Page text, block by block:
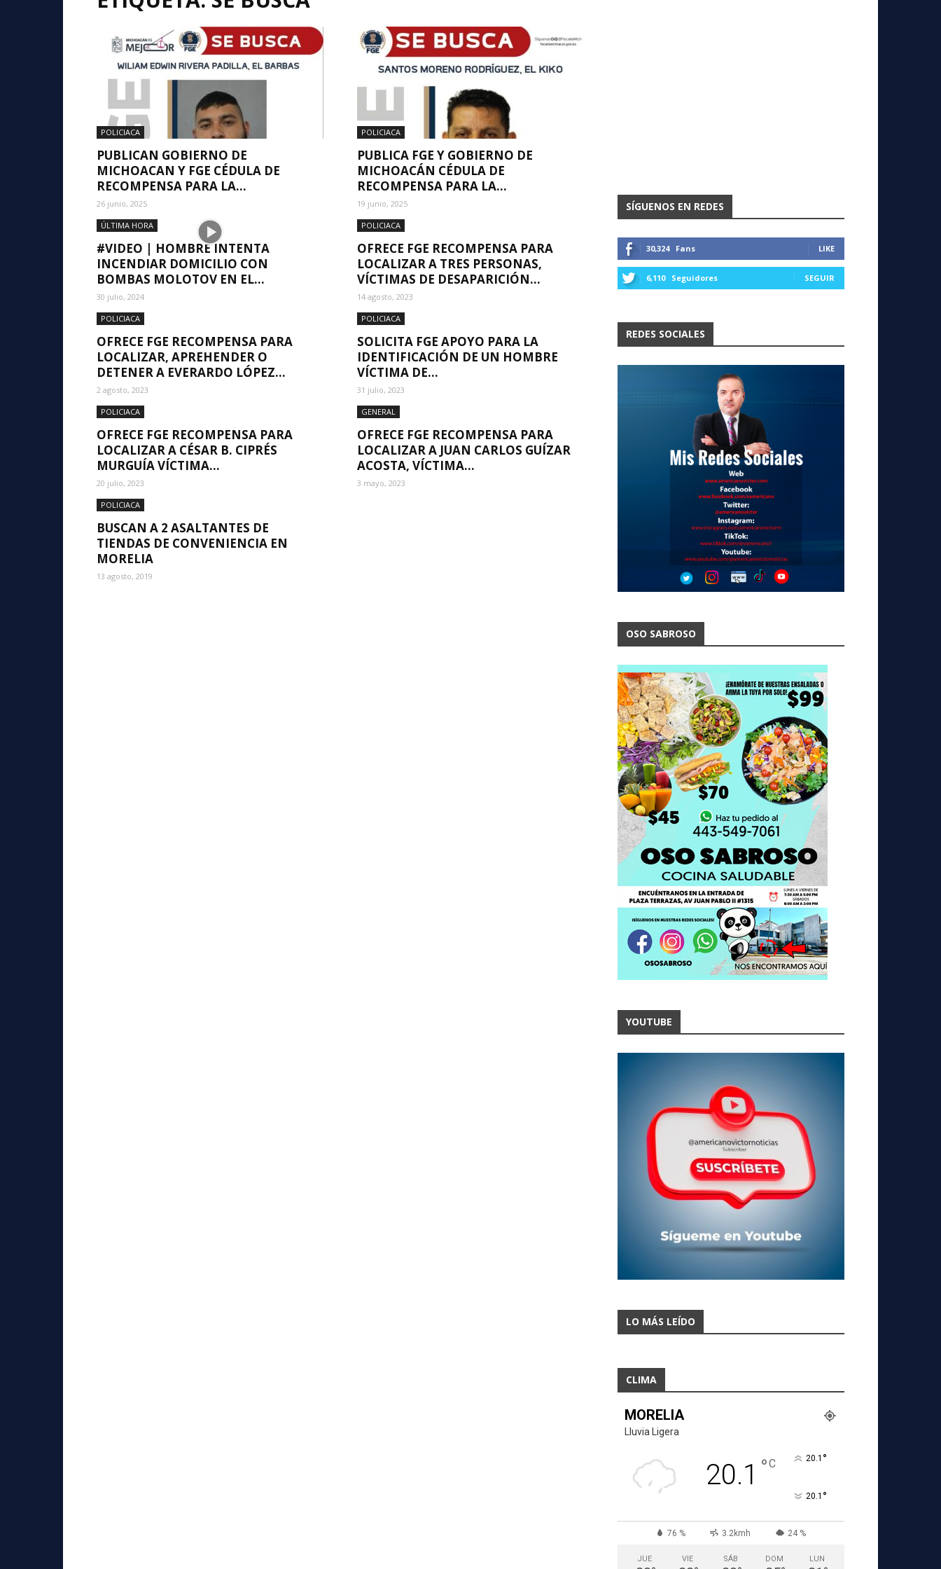
POLICIACA
PUBLICAN GOBIERNO DE
MICHOACAN Y FGE CÉDULA DE
RECOMPENSA PARA LA...
26 junio, 2025
POLICIACA
PUBLICA FGE Y GOBIERNO DE
MICHOACÁN CÉDULA DE
RECOMPENSA PARA LA...
19 junio, 2025
ÚLTIMA HORA
#VIDEO | HOMBRE INTENTA
INCENDIAR DOMICILIO CON
BOMBAS MOLOTOV EN EL...
30 julio, 2024
POLICIACA
OFRECE FGE RECOMPENSA PARA
LOCALIZAR A TRES PERSONAS,
VÍCTIMAS DE DESAPARICIÓN...
14 agosto, 2023
POLICIACA
OFRECE FGE RECOMPENSA PARA
LOCALIZAR, APREHENDER O
DETENER A EVERARDO LÓPEZ...
2 agosto, 2023
POLICIACA
SOLICITA FGE APOYO PARA LA
IDENTIFICACIÓN DE UN HOMBRE
VÍCTIMA DE...
31 julio, 2023
POLICIACA
OFRECE FGE RECOMPENSA PARA
LOCALIZAR A CÉSAR B. CIPRÉS
MURGUÍA VÍCTIMA...
20 julio, 2023
GENERAL
OFRECE FGE RECOMPENSA PARA
LOCALIZAR A JUAN CARLOS GUÍZAR
ACOSTA, VÍCTIMA...
3 mayo, 2023
POLICIACA
BUSCAN A 2 ASALTANTES DE
TIENDAS DE CONVENIENCIA EN
MORELIA
13 agosto, 2019
SÍGUENOS EN REDES
30,324 Fans LIKE
6,110 Seguidores SEGUIR
REDES SOCIALES
OSO SABROSO
YOUTUBE
LO MÁS LEÍDO
CLIMA
MORELIA
Lluvia Ligera
20.1 °C 20.1 °
20.1 °
76 % 3.2kmh 24 %
JUE VIE SÁB DOM LUN